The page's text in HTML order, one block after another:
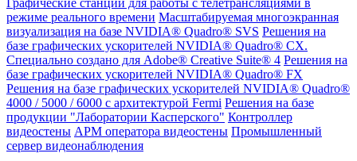
режиме реального времени Масштабируемая многоэкранная
визуализация на базе NVIDIA® Quadro® SVS Решения на
базе графических ускорителей NVIDIA® Quadro® CX.
Специально создано для Adobe® Creative Suite® 4 Решения на
базе графических ускорителей NVIDIA® Quadro® FX
Решения на базе графических ускорителей NVIDIA® Quadro®
4000 / 5000 / 6000 с архитектурой Fermi Решения на базе
продукции "Лаборатории Касперского" Контроллер
видеостены АРМ оператора видеостены Промышленный
сервер видеонаблюдения